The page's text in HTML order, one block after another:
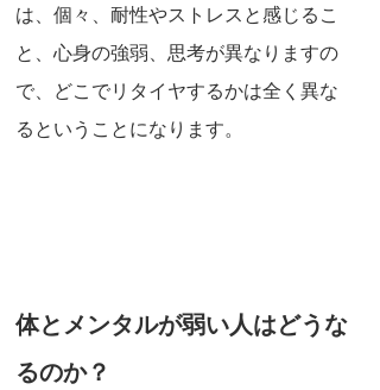
は、個々、耐性やストレスと感じるこ
と、心身の強弱、思考が異なりますの
で、どこでリタイヤするかは全く異な
るということになります。
体とメンタルが弱い人はどうな
るのか？